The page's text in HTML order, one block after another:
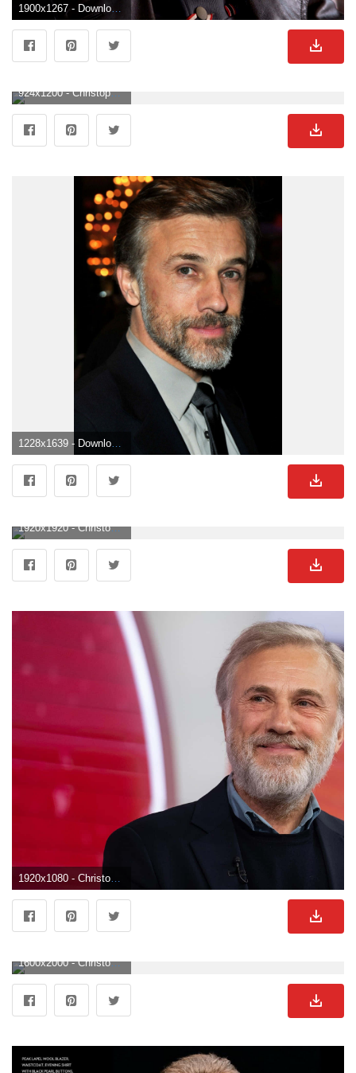
924x1200 - Christoph Waltz Wallpaper. Christoph Waltz Hintergrundbild für Handy.
1920x1920 - Christoph Waltz Wallpaper. Christoph Waltz Hintergrund .
1920x1080 - Christoph Waltz Wallpaper. Christoph Waltz Hintergrundbild für ComputerHD 1080p .
1600x2000 - Christoph Waltz Wallpaper. Christoph Waltz Bild.